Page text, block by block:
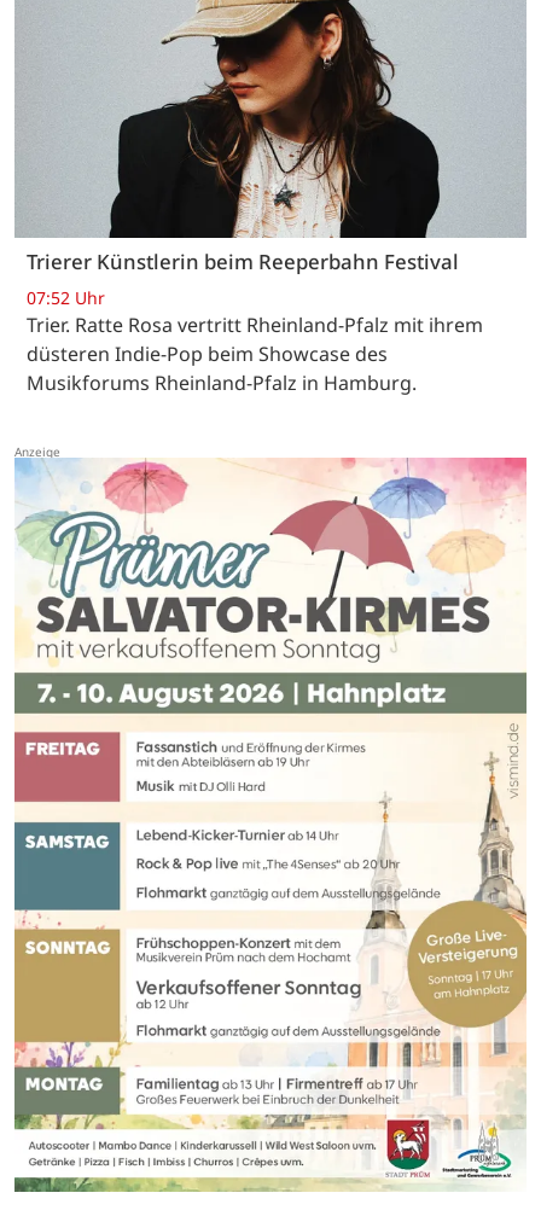
Trierer Künstlerin beim Reeperbahn Festival
07:52 Uhr
Trier. Ratte Rosa vertritt Rheinland-Pfalz mit ihrem
düsteren Indie-Pop beim Showcase des
Musikforums Rheinland-Pfalz in Hamburg.